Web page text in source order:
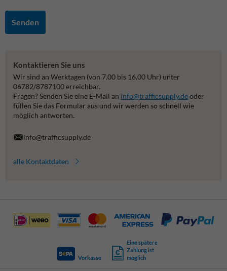
Senden
Kontaktieren Sie uns
Wir sind an Werktagen (von 7.00 bis 16.00 Uhr) unter
06782/8787100 erreichbar.
Fragen? Senden Sie eine E-Mail an info@trafficsupply.deoder
füllen Sie das Formular aus und wir werden so schnell wie
möglich antworten.
info@trafficsupply.de
alle Kontaktdaten
Vorkasse
Eine spätere
Zahlung ist
möglich